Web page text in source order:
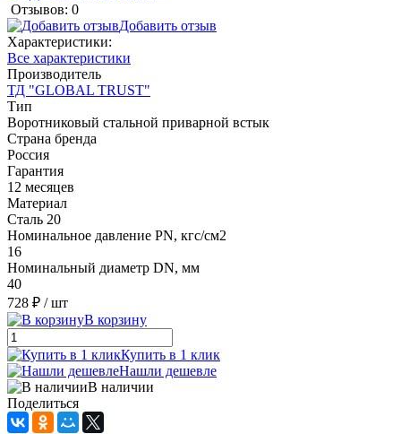
Отзывов: 0
Добавить отзыв
Характеристики:
Все характеристики
Производитель
ТД "GLOBAL TRUST"
Тип
Воротниковый стальной приварной встык
Страна бренда
Россия
Гарантия
12 месяцев
Материал
Сталь 20
Номинальное давление PN, кгс/см2
16
Номинальный диаметр DN, мм
40
728 ₽ / шт
В корзину
Купить в 1 клик
Нашли дешевле
В наличии
Поделиться